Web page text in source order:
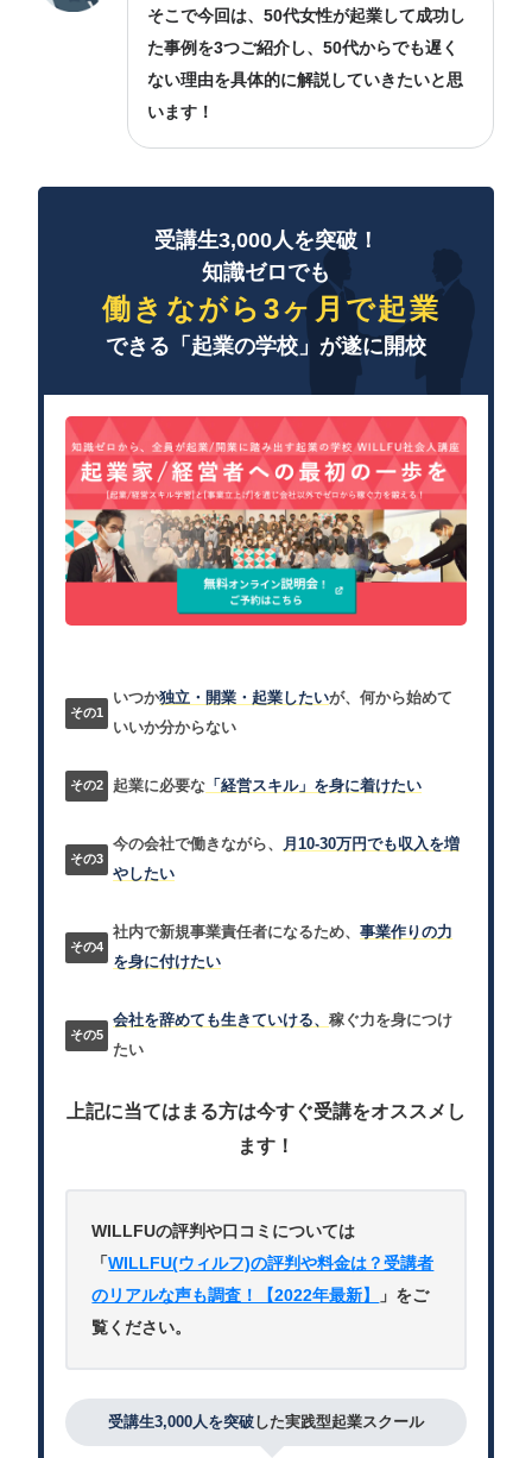
そこで今回は、50代女性が起業して成功し
た事例を3つご紹介し、50代からでも遅く
ない理由を具体的に解説していきたいと思
います！
受講生3,000人を突破！
知識ゼロでも
働きながら3ヶ月で起業
できる「起業の学校」が遂に開校
いつか独立・開業・起業したいが、何から始めて
いいか分からない
起業に必要な 「経営スキル」を身に着けたい
今の会社で働きながら、
月10-30万円でも収入を増
やしたい
社内で新規事業責任者になるため、事業作りの力
を身に付けたい
会社を辞めても生きていける、稼ぐ力を身につけ
たい
上記に当てはまる方は今すぐ受講をオススメし
ます！
WILLFUの評判や口コミについては
「WILLFU(ウィルフ)の評判や料金は？受講者
のリアルな声も調査！【2022年最新】
」をご
覧ください。
受講生3,000人を突破 した実践型起業スクール